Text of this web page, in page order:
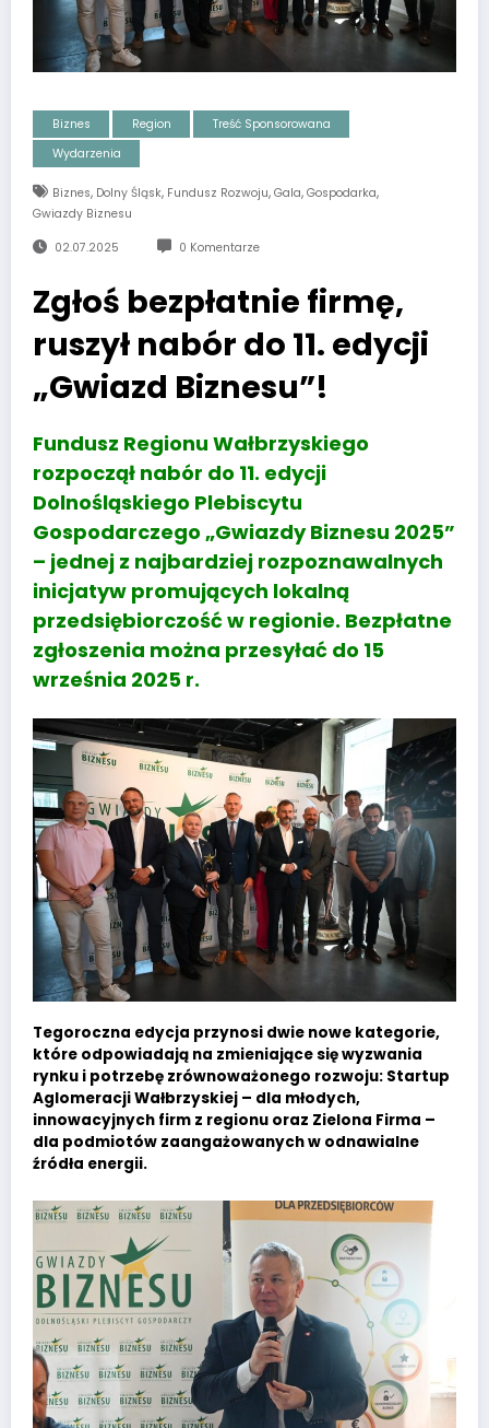
Biznes Region
Treść Sponsorowana
Wydarzenia
Biznes, Dolny Śląsk, Fundusz Rozwoju, Gala, Gospodarka,
Gwiazdy Biznesu
02.07.2025 0 Komentarze
Zgłoś bezpłatnie firmę,
ruszył nabór do 11. edycji
„Gwiazd Biznesu”!
Fundusz Regionu Wałbrzyskiego
rozpoczął nabór do 11. edycji
Dolnośląskiego Plebiscytu
Gospodarczego „Gwiazdy Biznesu 2025”
– jednej z najbardziej rozpoznawalnych
inicjatyw promujących lokalną
przedsiębiorczość w regionie. Bezpłatne
zgłoszenia można przesyłać do 15
września 2025 r.
Tegoroczna edycja przynosi dwie nowe kategorie,
które odpowiadają na zmieniające się wyzwania
rynku i potrzebę zrównoważonego rozwoju: Startup
Aglomeracji Wałbrzyskiej – dla młodych,
innowacyjnych firm z regionu oraz Zielona Firma –
dla podmiotów zaangażowanych w odnawialne
źródła energii.